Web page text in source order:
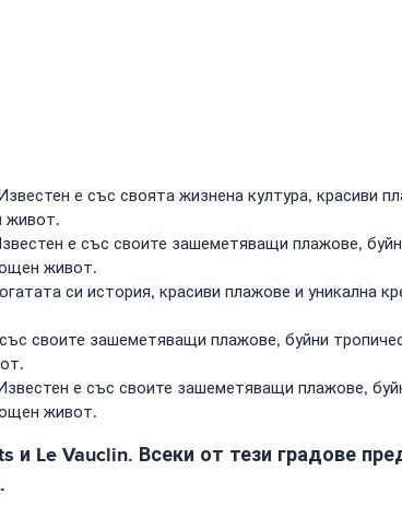
е със своята жизнена култура, красиви
живот.
е със своите зашеметяващи плажове,
живот.
си история, красиви плажове и уникална
своите зашеметяващи плажове, буйни
е със своите зашеметяващи плажове,
живот.
Le Vauclin. Всеки от тези градове